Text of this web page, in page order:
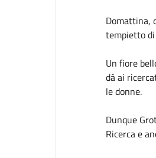
Domattina,
tempietto di
Un fiore
dà ai
le donne.
Dunque
Ricerca e